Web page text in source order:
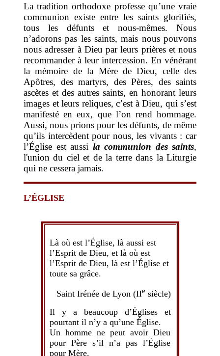
La tradition orthodoxe professe qu’une vraie
communion existe entre les saints glorifiés,
tous les défunts et nous-mêmes. Nous
n’adorons pas les saints, mais nous pouvons
nous adresser à Dieu par leurs prières et nous
recommander à leur intercession. En vénérant
la mémoire de la Mère de Dieu, celle des
Apôtres, des martyrs, des Pères, des saints
ascètes et des autres saints, en honorant leurs
images et leurs reliques, c’est à Dieu, qui s’est
manifesté en eux, que l’on rend hommage.
Aussi, nous prions pour les défunts, de même
qu’ils intercèdent pour nous, les vivants : car
l’Église est aussi la communion des saints,
l'union du ciel et de la terre dans la Liturgie
qui ne cessera jamais.
L’ÉGLISE
Là où est l’Église, là aussi est
l’Esprit de Dieu, et là où est
l’Esprit de Dieu, là est l’Église et
toute sa grâce.
Saint Irénée de Lyon (IIe siècle)
Il y a beaucoup d’Églises et
pourtant il n’y a qu’une Église.
Un homme ne peut avoir Dieu
pour Père s’il n’a pas l’Église
pour Mère.